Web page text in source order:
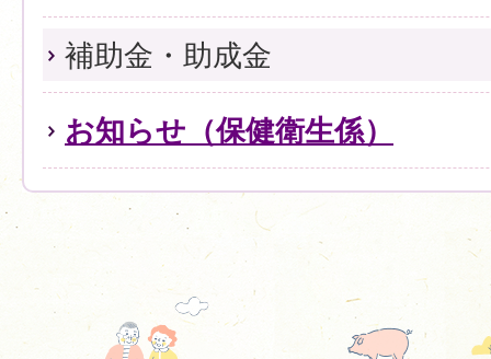
補助金・助成金
お知らせ（保健衛生係）